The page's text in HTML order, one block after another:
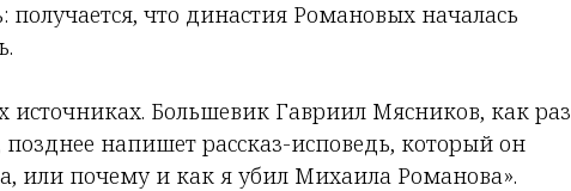
получается, что династия Романовых началась
Большевик Гавриил Мясников, как раз
позднее напишет рассказ-исповедь, который он
или почему и как я убил Михаила Романова».